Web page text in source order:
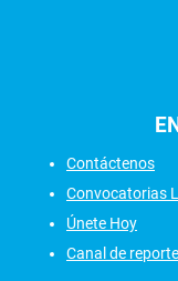
Contáctenos
Convocatorias
Únete Hoy
Canal de reporte